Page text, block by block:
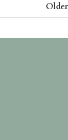
Older